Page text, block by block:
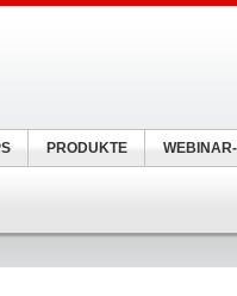
PRODUKTE